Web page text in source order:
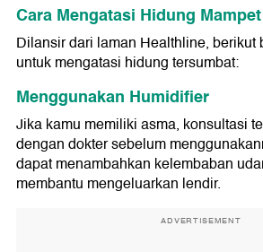
Cara Mengatasi Hidung
Dilansir dari laman Healthline, berikut
untuk mengatasi hidung tersumbat:
Menggunakan Humidifier
Jika kamu memiliki asma, konsultasi
dengan dokter sebelum
dapat menambahkan kelembaban
membantu mengeluarkan lendir.
ADVERTISEMENT